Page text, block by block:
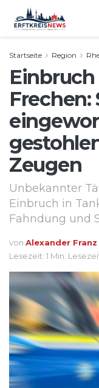
Startseite Region
Frechen:
Zeugen
Unbekannter
Einbruch in
Fahndung und
von Alexander Franz
Lesezeit: 1 Min.